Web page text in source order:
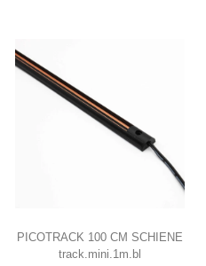
PICOTRACK 100 CM SCHIENE
24V, MAGNETISCH,
track.mini.1m.bl